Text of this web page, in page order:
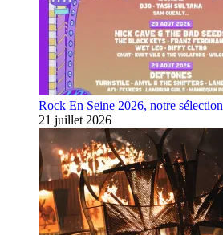
Rock En Seine 2026, notre sélection
21 juillet 2026